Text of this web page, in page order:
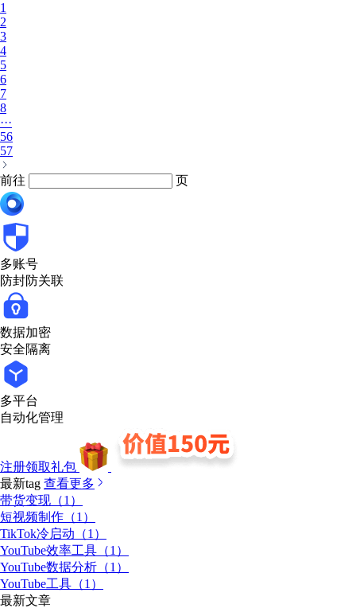
1
2
3
4
5
6
7
8
···
56
57
前往 页
多账号
防封防关联
数据加密
安全隔离
多平台
自动化管理
注册领取礼包
最新tag 查看更多
带货变现（1）
短视频制作（1）
TikTok冷启动（1）
YouTube效率工具（1）
YouTube数据分析（1）
YouTube工具（1）
最新文章